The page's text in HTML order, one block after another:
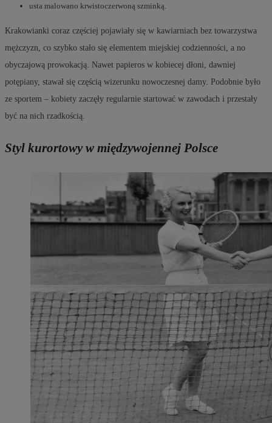
usta malowano krwistoczerwoną szminką.
Krakowianki coraz częściej pojawiały się w kawiarniach bez towarzystwa
mężczyzn, co szybko stało się elementem miejskiej codzienności, a no
obyczajową prowokacją. Nawet papieros w kobiecej dłoni, dawniej
potępiany, stawał się częścią wizerunku nowoczesnej damy. Podobnie było
ze sportem – kobiety zaczęły regularnie startować w zawodach i przestały
być na nich rzadkością.
Styl kurortowy w międzywojennej Polsce